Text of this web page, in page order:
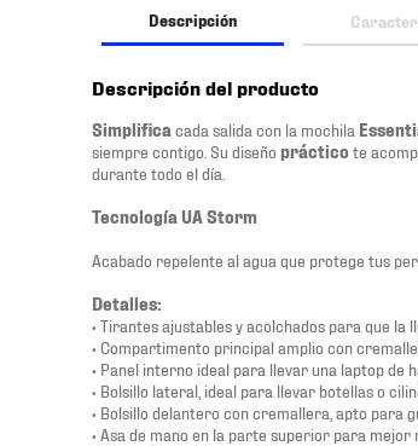
Descripción
Descripción del producto
Simplifica cada salida con la mochila
siempre contigo. Su diseño práctico te
durante todo el día.
Tecnología UA Storm
Acabado repelente al agua que protege tus
Detalles:
• Tirantes ajustables y acolchados para que
• Compartimento principal amplio con
• Panel interno ideal para llevar una laptop de
• Bolsillo lateral, ideal para llevar botellas o
• Bolsillo delantero con cremallera, apto para
• Asa de mano en la parte superior para mejor